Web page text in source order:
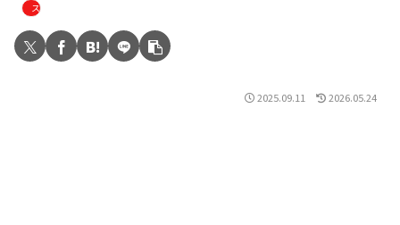
スニーカー
2025.09.11 2026.05.24